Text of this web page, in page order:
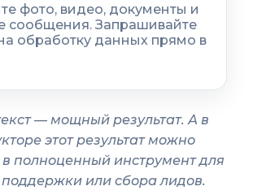
фото, видео, документы и
сообщения. Запрашивайте
обработку данных прямо в
— мощный результат. А в
этот результат можно
в полноценный инструмент для
поддержки или сбора лидов.